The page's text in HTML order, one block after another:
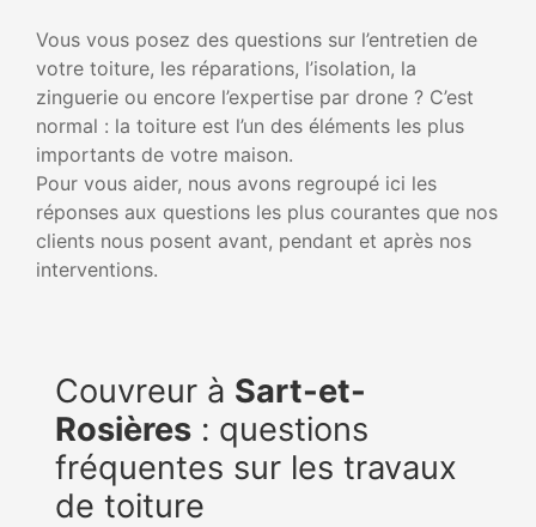
Vous vous posez des questions sur l’entretien de
votre toiture, les réparations, l’isolation, la
zinguerie ou encore l’expertise par drone ? C’est
normal : la toiture est l’un des éléments les plus
importants de votre maison.
Pour vous aider, nous avons regroupé ici les
réponses aux questions les plus courantes que nos
clients nous posent avant, pendant et après nos
interventions.
Couvreur à Sart-et-
Rosières : questions
fréquentes sur les travaux
de toiture